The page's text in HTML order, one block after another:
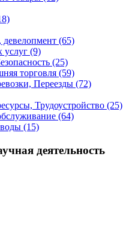
девелопмент (65)
услуг (9)
(25)
торговля (59)
Переезды (72)
Трудоустройство (25)
(64)
(15)
деятельность